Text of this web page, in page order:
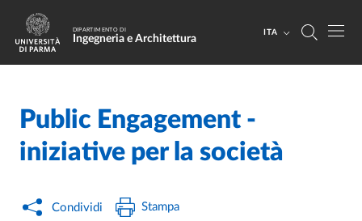
Salta al contenuto principale
Skip to footer
DIPARTIMENTO DI
Ingegneria e Architettura
ITA
Home
/
Public Engagement -
iniziative per la società
Condividi Stampa